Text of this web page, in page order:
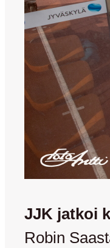
JJK jatkoi
Robin